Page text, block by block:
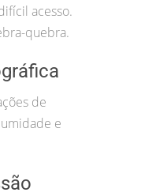
acesso.
quebra.
de
e